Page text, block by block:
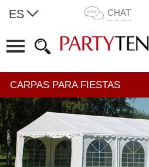
ES CHAT
CARPAS PARA FIESTAS